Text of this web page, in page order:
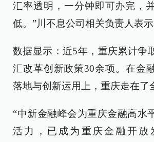
汇率透明，一分钟即可办完，
低。”川不息公司相关负责人表示
数据显示：近5年，重庆累计争
汇改革创新政策30余项。在金
落地与创新运用上，重庆走在了
“中新金融峰会为重庆金融高水
活力，已成为重庆金融开放